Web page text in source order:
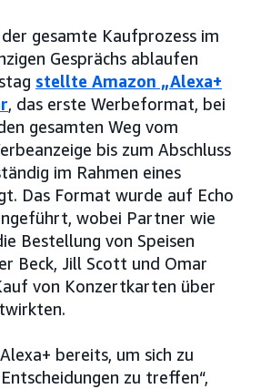
gesamte Kaufprozess im
Gesprächs ablaufen
stellte Amazon „Alexa+
, das erste Werbeformat, bei
gesamten Weg vom
bis zum Abschluss
im Rahmen eines
Das Format wurde auf Echo
wobei Partner wie
Bestellung von Speisen
Beck, Jill Scott und Omar
von Konzertkarten über
bereits, um sich zu
zu treffen“,